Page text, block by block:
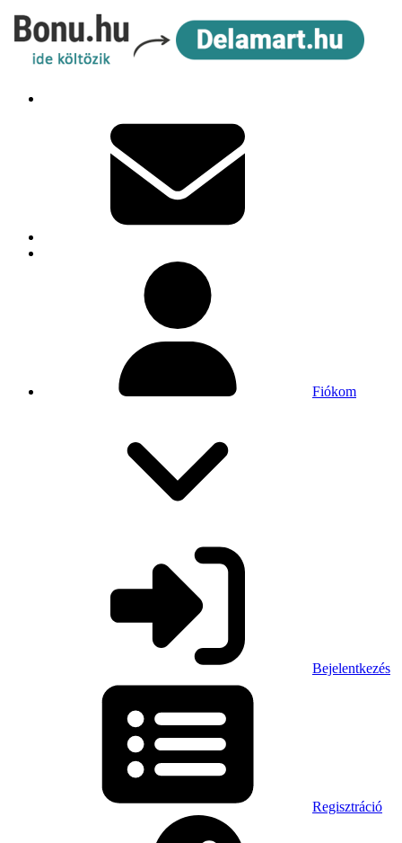
Fiókom
Bejelentkezés
Regisztráció